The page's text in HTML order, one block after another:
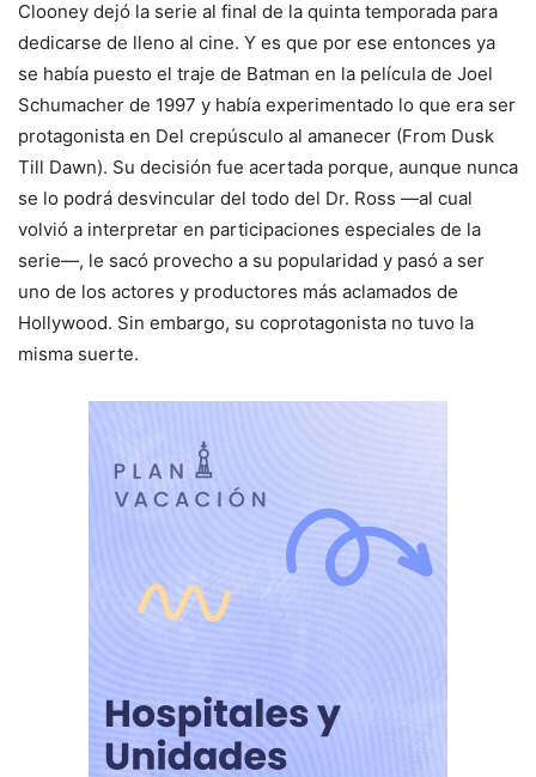
Clooney dejó la serie al final de la quinta temporada para
dedicarse de lleno al cine. Y es que por ese entonces ya
se había puesto el traje de Batman en la película de Joel
Schumacher de 1997 y había experimentado lo que era ser
protagonista en Del crepúsculo al amanecer (From Dusk
Till Dawn). Su decisión fue acertada porque, aunque nunca
se lo podrá desvincular del todo del Dr. Ross —al cual
volvió a interpretar en participaciones especiales de la
serie—, le sacó provecho a su popularidad y pasó a ser
uno de los actores y productores más aclamados de
Hollywood. Sin embargo, su coprotagonista no tuvo la
misma suerte.